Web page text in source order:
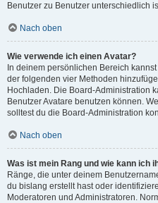
Benutzer zu Benutzer unterschiedlich
Nach oben
Wie verwende ich einen Avatar?
In deinem persönlichen Bereich
der folgenden vier Methoden
Hochladen. Die Board-Administration
Benutzer Avatare benutzen können.
solltest du die Board-Administration
Nach oben
Was ist mein Rang und wie kann ich
Ränge, die unter deinem
du bislang erstellt hast oder
Moderatoren und Administratoren.